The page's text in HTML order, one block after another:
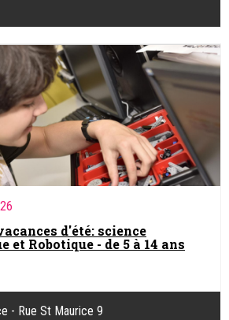
d'été: science
et Robotique - de 5 à 14 ans
- Rue St Maurice 9